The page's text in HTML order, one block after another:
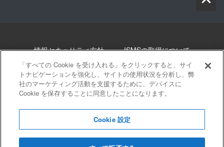
情報セキュリティ方針 ISMSの取得について
個人情報について 勧誘方針 このサイトについて
サイトマップ
「すべての Cookie を受け入れる」をクリックすると、サイ
トナビゲーションを強化し、サイトの使用状況を分析し、弊
社のマーケティング活動を支援するために、デバイスに
Cookie を保存することに同意したことになります。
Cookie 設定